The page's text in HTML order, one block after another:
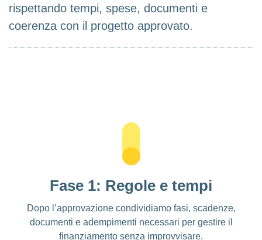
rispettando tempi, spese, documenti e
coerenza con il progetto approvato.
Fase 1: Regole e tempi
Dopo l’approvazione condividiamo fasi, scadenze,
documenti e adempimenti necessari per gestire il
finanziamento senza improvvisare.